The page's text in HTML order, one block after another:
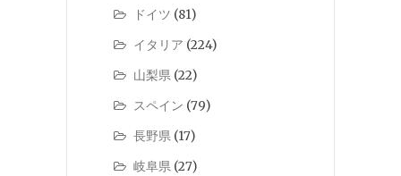
ドイツ (81)
イタリア (224)
山梨県 (22)
スペイン (79)
長野県 (17)
岐阜県 (27)